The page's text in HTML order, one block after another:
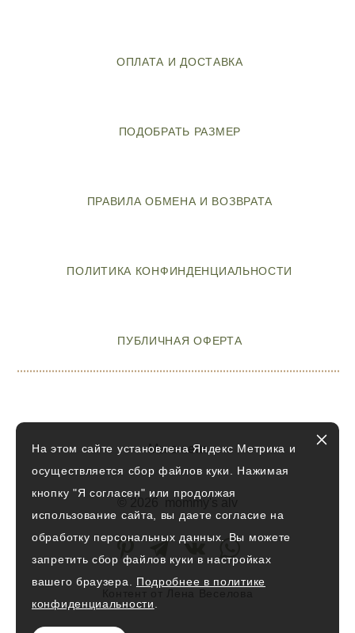
ОПЛАТА И ДОСТАВКА
ПОДОБРАТЬ РАЗМЕР
ПРАВИЛА ОБМЕНА И ВОЗВРАТА
ПОЛИТИКА КОНФИНДЕНЦИАЛЬНОСТИ
ПУБЛИЧНАЯ ОФЕРТА
Мы в сети
© 2026 mommy's alv
На этом сайте установлена Яндекс Метрика и
осуществляется сбор файлов куки. Нажимая
кнопку "Я согласен" или продолжая
использование сайта, вы даете согласие на
обработку персональных данных. Вы можете
запретить сбор файлов куки в настройках
вашего браузера. Подробнее в политике
конфиденциальности